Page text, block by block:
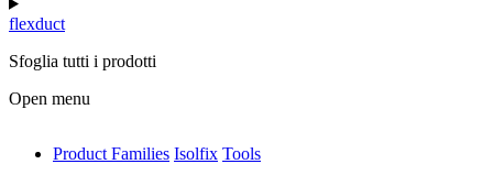
flexduct
Sfoglia tutti i prodotti
Open menu
antivib
Product Families Isolfix Tools